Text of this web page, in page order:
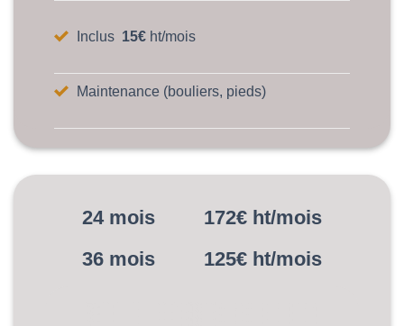
Inclus 15€ ht/mois
Maintenance (bouliers, pieds)
24 mois 172€ ht/mois
36 mois 125€ ht/mois